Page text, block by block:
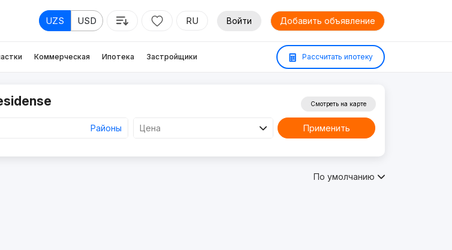
UZS USD RU Войти Добавить объявление
Коммерческая Ипотека Застройщики Рассчитать ипотеку
Районы Цена
Смотреть на карте
Применить
По умолчанию